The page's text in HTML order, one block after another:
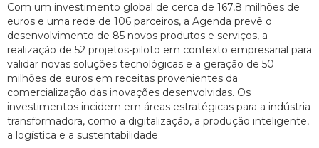
Com um investimento global de cerca de 167,8 milhões de
euros e uma rede de 106 parceiros, a Agenda prevê o
desenvolvimento de 85 novos produtos e serviços, a
realização de 52 projetos-piloto em contexto empresarial para
validar novas soluções tecnológicas e a geração de 50
milhões de euros em receitas provenientes da
comercialização das inovações desenvolvidas. Os
investimentos incidem em áreas estratégicas para a indústria
transformadora, como a digitalização, a produção inteligente,
a logística e a sustentabilidade.